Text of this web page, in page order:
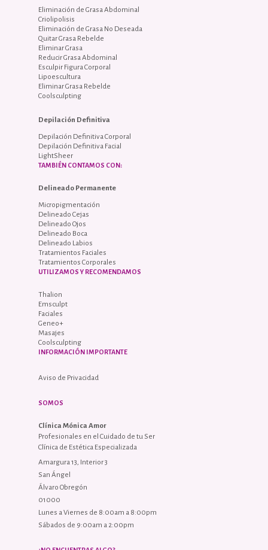
Eliminación de Grasa Abdominal
Criolipolisis
Eliminación de Grasa No Deseada
Quitar Grasa Rebelde
Eliminar Grasa
Reducir Grasa Abdominal
Esculpir Figura Corporal
Lipoescultura
Eliminar Grasa Rebelde
Coolsculpting
Depilación Definitiva
Depilación Definitiva Corporal
Depilación Definitiva Facial
LightSheer
TAMBIÉN CONTAMOS CON:
Delineado Permanente
Micropigmentación
Delineado Cejas
Delineado Ojos
Delineado Boca
Delineado Labios
Tratamientos Faciales
Tratamientos Corporales
UTILIZAMOS Y RECOMENDAMOS
Thalion
Emsculpt
Faciales
Geneo+
Masajes
Coolsculpting
INFORMACIÓN IMPORTANTE
Aviso de Privacidad
SOMOS
Clínica Mónica Amor
Profesionales en el Cuidado de tu Ser
Clínica de Estética Especializada
Amargura 13, Interior 3
San Ángel
Álvaro Obregón
01000
Lunes a Viernes de 8:00am a 8:00pm
Sábados de 9:00am a 2:00pm